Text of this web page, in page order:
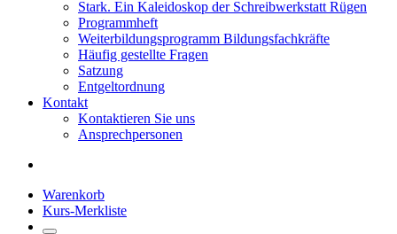
Stark. Ein Kaleidoskop der Schreibwerkstatt Rügen
Programmheft
Weiterbildungsprogramm Bildungsfachkräfte
Häufig gestellte Fragen
Satzung
Entgeltordnung
Kontakt
Kontaktieren Sie uns
Ansprechpersonen
Warenkorb
Kurs-Merkliste